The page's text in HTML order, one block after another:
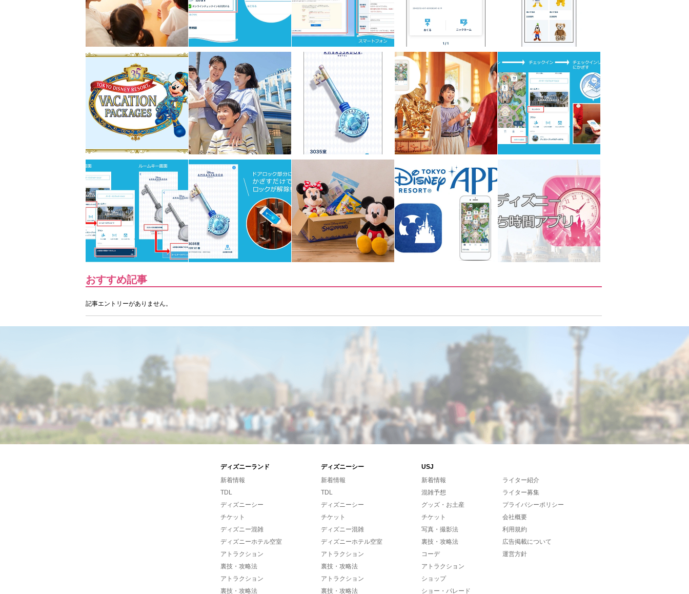
おすすめ記事
記事エントリーがありません。
ディズニーランド ディズニーシー
USJ
新着情報
TDL
ディズニーシー
チケット
ディズニー混雑
ディズニーホテル空室
アトラクション
裏技・攻略法
アトラクション
裏技・攻略法
新着情報
TDL
ディズニーシー
チケット
ディズニー混雑
ディズニーホテル空室
アトラクション
裏技・攻略法
アトラクション
裏技・攻略法
新着情報
混雑予想
グッズ・お土産
チケット
写真・撮影法
裏技・攻略法
コーデ
アトラクション
ショップ
ショー・パレード
ライター紹介
ライター募集
プライバシーポリシー
会社概要
利用規約
広告掲載について
運営方針